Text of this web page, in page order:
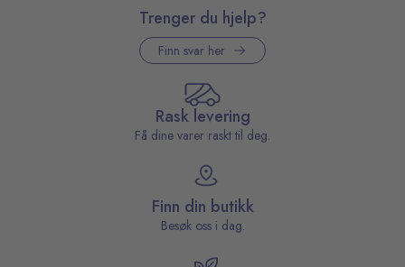
Trenger du hjelp?
Finn svar her
Rask levering
Få dine varer raskt til deg.
Finn din butikk
Besøk oss i dag.